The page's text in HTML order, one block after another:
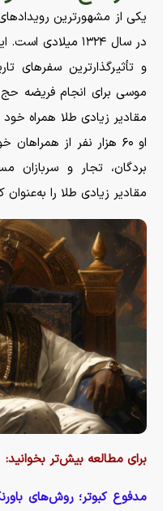
یکی از مشهورترین
در سال ۱۳۲۴
و تأثیرگذارترین سفر‌های
موسی برای انجام فریضه
مقادیر زیادی طلا همراه
او ۶۰ هزار نفر از
بردگان، تجار و
مقادیر زیادی طلا را
برای مطالعه بیش‌تر بخوانید:
مدفوع کبوتر؛ روش‌های